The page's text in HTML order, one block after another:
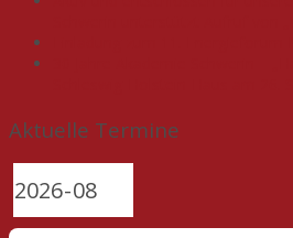
Aktuelle Termine